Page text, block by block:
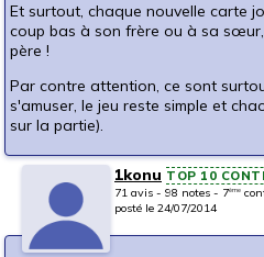
Et surtout, chaque nouvelle carte
coup bas à son frère ou à sa
père !
Par contre attention, ce sont
s'amuser, le jeu reste simple et
sur la partie).
1konu TOP 10
71 avis - 98 notes - 7ème
posté le 24/07/2014